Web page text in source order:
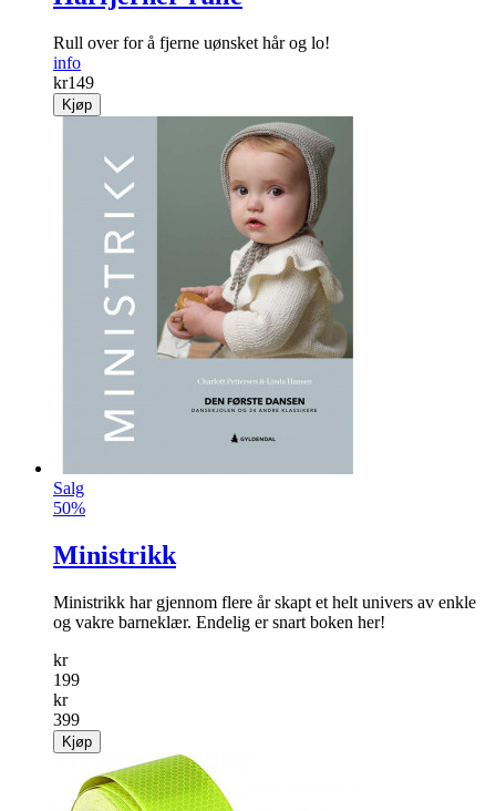
Rull over for å fjerne uønsket hår og lo!
info
kr149
Kjøp
Salg
50%
Ministrikk
Ministrikk har gjennom flere år skapt et helt univers av enkle
og vakre barneklær. Endelig er snart boken her!
kr
199
kr
399
Kjøp